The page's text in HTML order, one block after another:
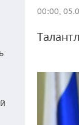
00:00,